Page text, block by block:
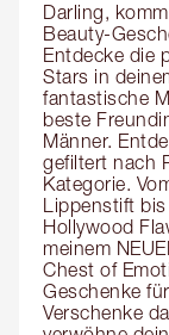
Darling,
Beauty-
Entdecke die
Stars in
fantastische
beste
Männer.
gefiltert nach
Kategorie.
Lippenstift
Hollywood
meinem
Chest of
Geschenke
Verschenke